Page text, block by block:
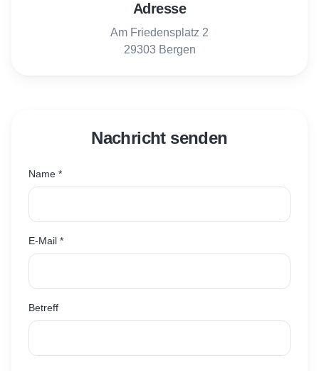
Adresse
Am Friedensplatz 2
29303 Bergen
Nachricht senden
Name *
E-Mail *
Betreff